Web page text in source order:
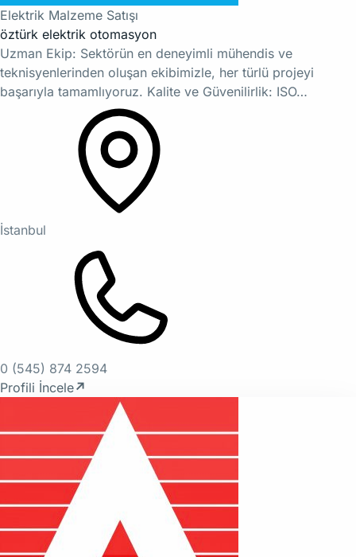
Elektrik Malzeme Satışı
öztürk elektrik otomasyon
Uzman Ekip: Sektörün en deneyimli mühendis ve
teknisyenlerinden oluşan ekibimizle, her türlü projeyi
başarıyla tamamlıyoruz. Kalite ve Güvenilirlik: ISO…
İstanbul
0 (545) 874 2594
Profili İncele↗